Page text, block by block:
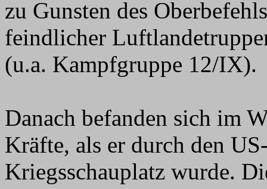
zu Gunsten des
feindlicher
(u.a. Kampfgruppe 12/IX).
Danach befanden sich im
Kräfte, als er durch den
Kriegsschauplatz wurde.